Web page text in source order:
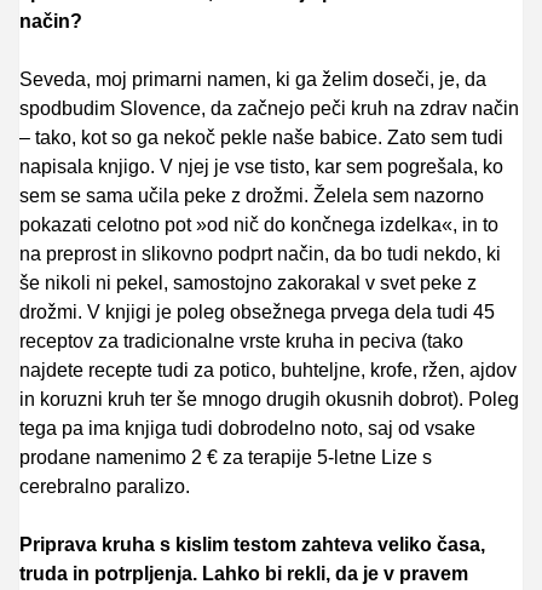
način?
Seveda, moj primarni namen, ki ga želim doseči, je, da
spodbudim Slovence, da začnejo peči kruh na zdrav način
– tako, kot so ga nekoč pekle naše babice. Zato sem tudi
napisala knjigo. V njej je vse tisto, kar sem pogrešala, ko
sem se sama učila peke z drožmi. Želela sem nazorno
pokazati celotno pot »od nič do končnega izdelka«, in to
na preprost in slikovno podprt način, da bo tudi nekdo, ki
še nikoli ni pekel, samostojno zakorakal v svet peke z
drožmi. V knjigi je poleg obsežnega prvega dela tudi 45
receptov za tradicionalne vrste kruha in peciva (tako
najdete recepte tudi za potico, buhteljne, krofe, ržen, ajdov
in koruzni kruh ter še mnogo drugih okusnih dobrot). Poleg
tega pa ima knjiga tudi dobrodelno noto, saj od vsake
prodane namenimo 2 € za terapije 5-letne Lize s
cerebralno paralizo.
Priprava kruha s kislim testom zahteva veliko časa,
truda in potrpljenja. Lahko bi rekli, da je v pravem